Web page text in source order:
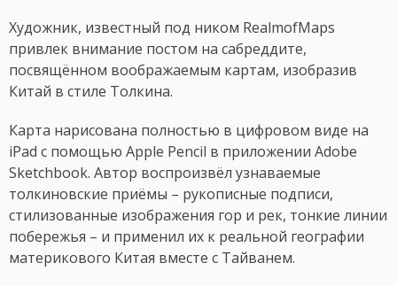
Художник, известный под ником RealmofMaps
привлек внимание постом на сабреддите,
посвящённом воображаемым картам, изобразив
Китай в стиле Толкина.
Карта нарисована полностью в цифровом виде на
iPad с помощью Apple Pencil в приложении Adobe
Sketchbook. Автор воспроизвёл узнаваемые
толкиновские приёмы – рукописные подписи,
стилизованные изображения гор и рек, тонкие линии
побережья – и применил их к реальной географии
материкового Китая вместе с Тайванем.